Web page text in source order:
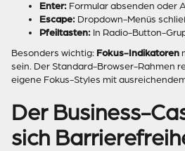
Enter: Formular absenden oder
Escape: Dropdown-Menüs
Pfeiltasten: In Radio-Button-
Besonders wichtig: Fokus-Indikatoren
sein. Der Standard-Browser-Rahmen
eigene Fokus-Styles mit
Der Business-
sich